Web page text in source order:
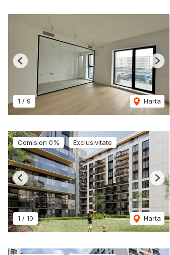
1 / 9 Harta
Previous Next
Comision 0% Exclusivitate
1 / 10 Harta
Previous Next